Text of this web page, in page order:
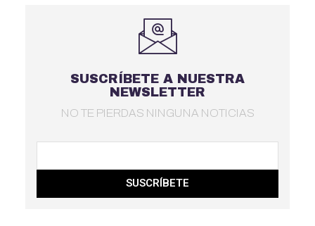
SUSCRÍBETE A NUESTRA
NEWSLETTER
NO TE PIERDAS NINGUNA NOTICIAS
SUSCRÍBETE